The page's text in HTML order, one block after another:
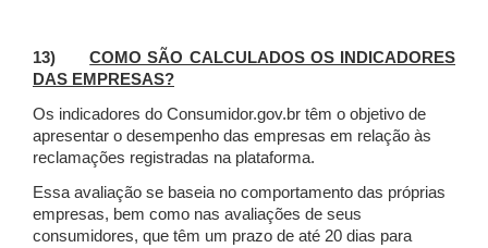
13)COMO SÃO CALCULADOS OS INDICADORES
DAS EMPRESAS?
Os indicadores do Consumidor.gov.br têm o objetivo de
apresentar o desempenho das empresas em relação às
reclamações registradas na plataforma.
Essa avaliação se baseia no comportamento das próprias
empresas, bem como nas avaliações de seus
consumidores, que têm um prazo de até 20 dias para